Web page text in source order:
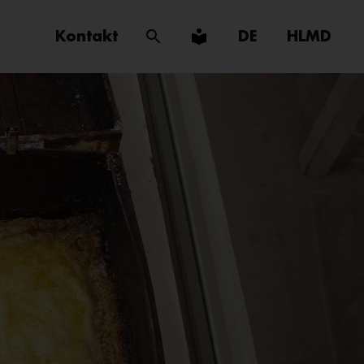
Kontakt DE HLMD